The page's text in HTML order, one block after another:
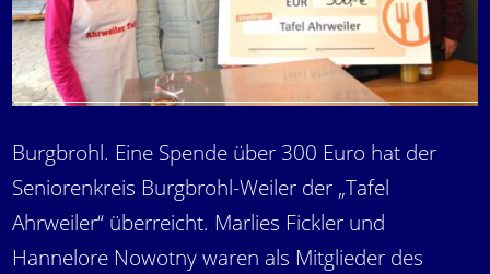
Burgbrohl. Eine Spende über 300 Euro hat der
Seniorenkreis Burgbrohl-Weiler der „Tafel
Ahrweiler“ überreicht. Marlies Fickler und
Hannelore Nowotny waren als Mitglieder des